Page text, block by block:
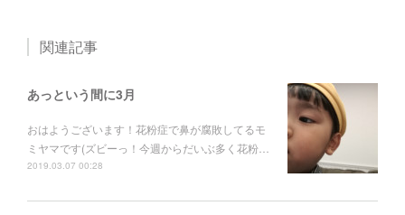
関連記事
あっという間に3月
おはようございます！花粉症で鼻が腐敗してるモ
ミヤマです(ズビーっ！今週からだいぶ多く花粉…
2019.03.07 00:28